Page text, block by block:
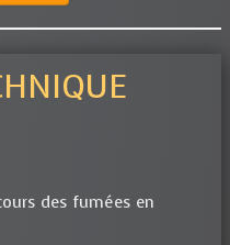
des fumées en